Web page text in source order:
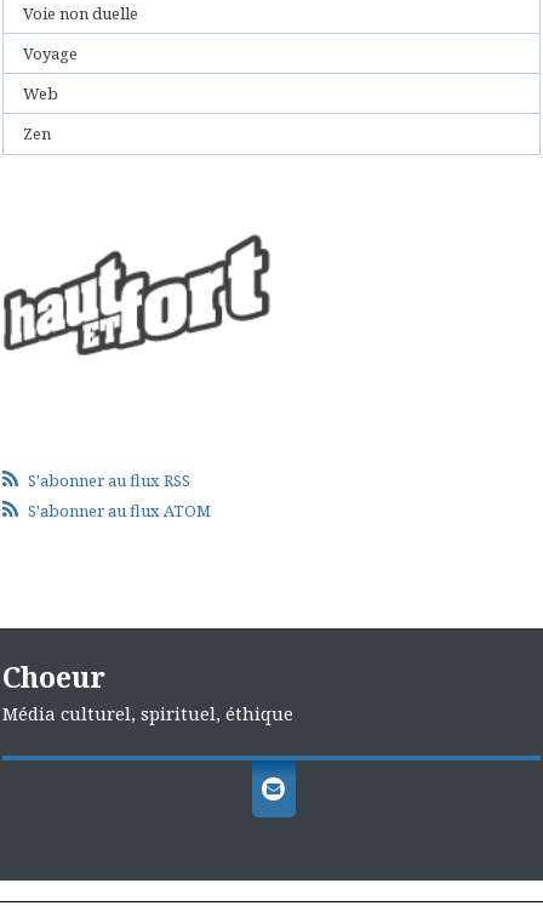
Voie non duelle
Voyage
Web
Zen
S'abonner au flux RSS
S'abonner au flux ATOM
Choeur
Média culturel, spirituel, éthique